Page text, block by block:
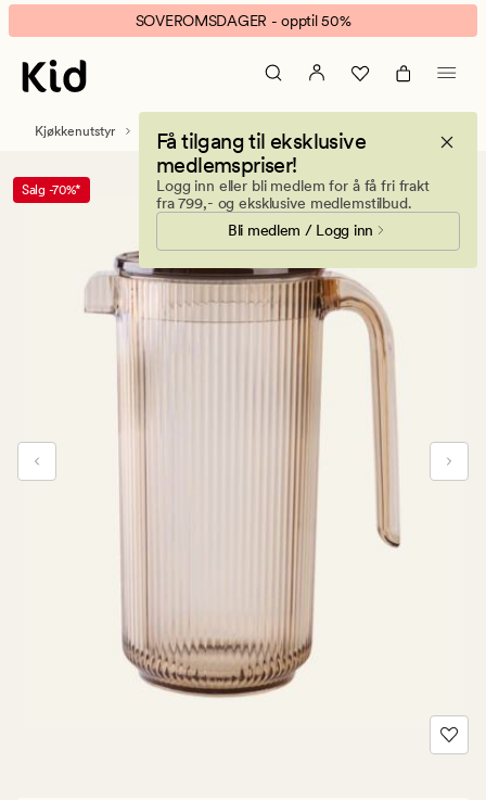
Pia
mugge
brun
banner.
Klikk
ESCAPE
pause.
SOVEROMSDAGER - opptil 50%
Få tilgang til eksklusive
medlemspriser!
Logg inn eller bli medlem for å få fri frakt
fra 799,- og eksklusive medlemstilbud.
Bli medlem / Logg inn
Kjøkkenutstyr Drikkeflasker og vannkarafler
Salg -70%*